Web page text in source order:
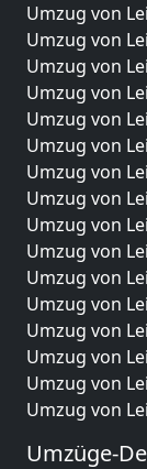
Umzug von
Umzug von
Umzug von
Umzug von
Umzug von
Umzug von
Umzug von
Umzug von
Umzug von
Umzug von
Umzug von
Umzug von
Umzug von
Umzug von
Umzug von
Umzug von
Umzüge-